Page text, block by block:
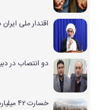
اقتدار ملی
دو انتصاب در
خسارت ۴۲ میلیارد تومانی طوفان به تاسیسات هرمزگان